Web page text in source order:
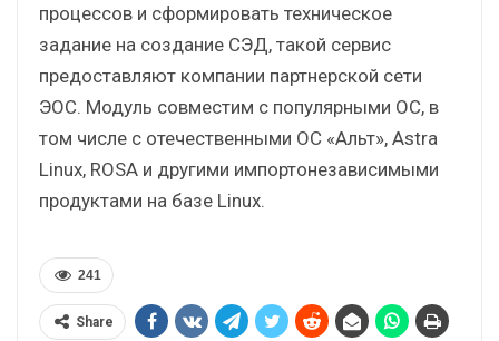
процессов и сформировать техническое
задание на создание СЭД, такой сервис
предоставляют компании партнерской сети
ЭОС. Модуль совместим с популярными ОС, в
том числе с отечественными ОС «Альт», Astra
Linux, ROSA и другими импортонезависимыми
продуктами на базе Linux.
241
Share